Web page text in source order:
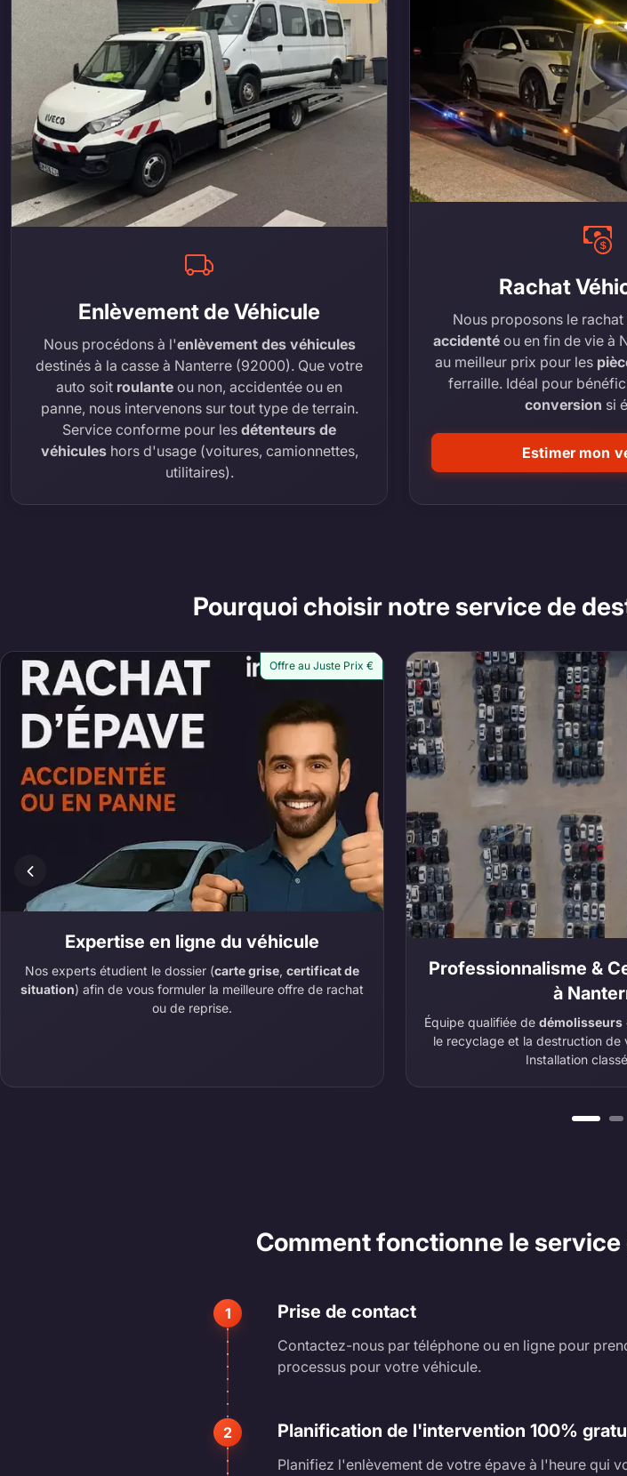
Enlèvement de Véhicule
Nous procédons à l'enlèvement des véhicules
destinés à la casse à Nanterre (92000). Que votre
auto soit roulante ou non, accidentée ou en
panne, nous intervenons sur tout type de terrain.
Service conforme pour les détenteurs de
véhiculeshors d'usage (voitures, camionnettes,
utilitaires).
Rachat
Nous proposons le
accidenté ou en fin de vie à
au meilleur prix pour les
ferraille. Idéal pour
conversion si
Estimer mon
Pourquoi choisir notre service de
Offre au Juste Prix €
Expertise en ligne du véhicule
Nos experts étudient le dossier (carte grise,certificat de
situation) afin de vous formuler la meilleure offre de rachat
ou de reprise.
Professionnalisme &
à
Équipe qualifiée dedémolisseurs
le recyclage et la destruction de
Installation
Comment fonctionne le
1 Prise de contact
Contactez-nous par téléphone ou en ligne pour
processus pour votre véhicule.
2 Planification de l'intervention 100%
Planifiez l'enlèvement de votre épave à l'heure qui